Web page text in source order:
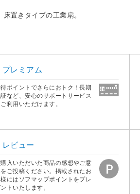
置きタイプの工業扇。
プレミアム
ポイントでさらにおトク！長期
など、安心のサポートサービス
ご利用いただけます。
レビュー
購入いただいた商品の感想やご意
をご投稿ください。掲載されたお
にはソフマップポイントをプレ
トいたします。